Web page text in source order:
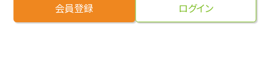
会員登録 ログイン